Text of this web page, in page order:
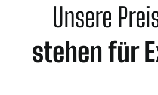
Unsere
stehen für